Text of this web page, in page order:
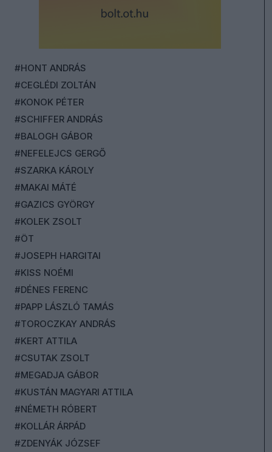
#HONT ANDRÁS
#CEGLÉDI ZOLTÁN
#KONOK PÉTER
#SCHIFFER ANDRÁS
#BALOGH GÁBOR
#NEFELEJCS GERGŐ
#SZARKA KÁROLY
#MAKAI MÁTÉ
#GAZICS GYÖRGY
#KOLEK ZSOLT
#ÖT
#JOSEPH HARGITAI
#KISS NOÉMI
#DÉNES FERENC
#PAPP LÁSZLÓ TAMÁS
#TOROCZKAY ANDRÁS
#KERT ATTILA
#CSUTAK ZSOLT
#MEGADJA GÁBOR
#KUSTÁN MAGYARI ATTILA
#NÉMETH RÓBERT
#KOLLÁR ÁRPÁD
#ZDENYÁK JÓZSEF